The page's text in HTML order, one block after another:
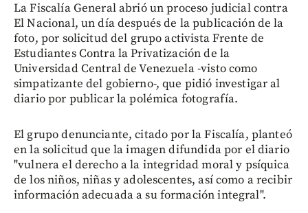
La Fiscalía General abrió un proceso judicial contra
El Nacional, un día después de la publicación de la
foto, por solicitud del grupo activista Frente de
Estudiantes Contra la Privatización de la
Universidad Central de Venezuela -visto como
simpatizante del gobierno-, que pidió investigar al
diario por publicar la polémica fotografía.
El grupo denunciante, citado por la Fiscalía, planteó
en la solicitud que la imagen difundida por el diario
"vulnera el derecho a la integridad moral y psíquica
de los niños, niñas y adolescentes, así como a recibir
información adecuada a su formación integral".